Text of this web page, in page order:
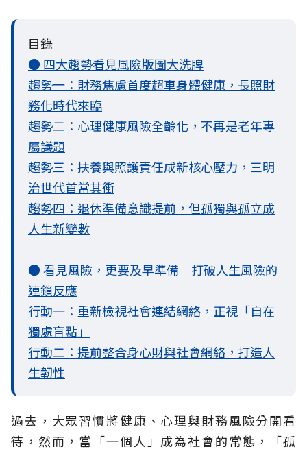
目錄
● 四大趨勢看見風險版圖大洗牌
趨勢一：財務焦慮首度超車身體健康，長照財
務化時代來臨
趨勢二：心理健康風險全齡化，不再是老年專
屬議題
趨勢三：扶養與照護責任成新核心壓力，三明
治世代首當其衝
趨勢四：退休準備意識提前，但孤獨與孤立成
人生新變數
● 看見風險，更要及早準備 打破人生風險的
連鎖反應
行動一：重新檢視社會連結網絡，正視「自在
獨處盲點」
行動二：提前整合身心財與社會網絡，打造人
生韌性
過去，大眾習慣將健康、心理與財務風險分開看
待，然而，當「一個人」成為社會的常態，「孤